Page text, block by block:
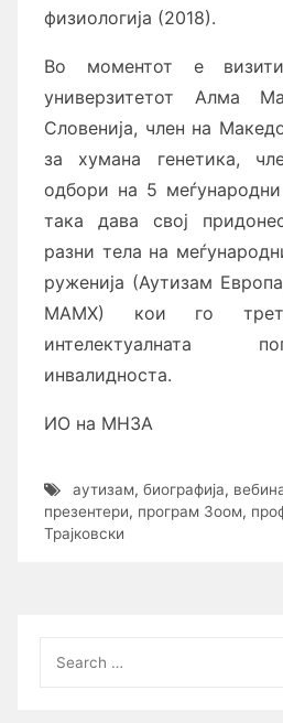
физиологија (2018).
Во моментот е
универзитетот Алма
Словенија, член на
за хумана генетика,
одбори на 5
така дава свој
разни тела на
ру­же­ни­ја (Аутизам
МАМХ) кои го
интелектуалната
инвалидноста.
ИО на МНЗА
аутизам, биографија,
презентери, програм Зоом,
Трајковски
for: